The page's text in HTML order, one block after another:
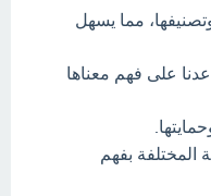
مما يسهل
على فهم معناها
المختلفة بفهم